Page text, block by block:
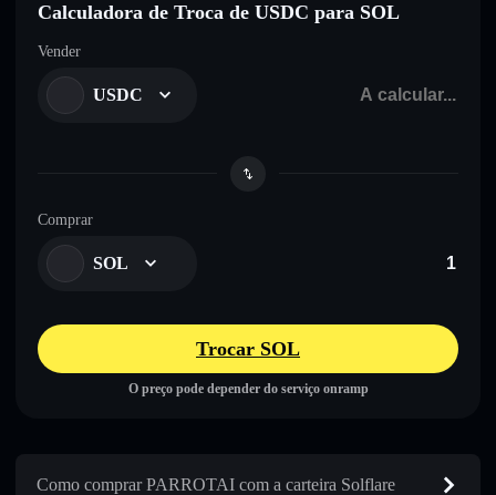
Calculadora de Troca de USDC para SOL
Vender
USDC
Comprar
SOL
Trocar SOL
O preço pode depender do serviço onramp
Como comprar PARROTAI com a carteira Solflare